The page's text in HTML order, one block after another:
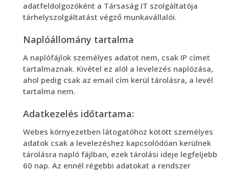
adatfeldolgozóként a Társaság IT szolgáltatója
tárhelyszolgáltatást végző munkavállalói.
Naplóállomány tartalma
A naplófájlok személyes adatot nem, csak IP címet
tartalmaznak. Kivétel ez alól a levelezés naplózása,
ahol pedig csak az email cím kerül tárolásra, a levél
tartalma nem.
Adatkezelés időtartama:
Webes környezetben látogatóhoz kötött személyes
adatok csak a levelezéshez kapcsolódóan kerülnek
tárolásra napló fájlban, ezek tárolási ideje legfeljebb
60 nap. Az ennél régebbi adatokat a rendszer